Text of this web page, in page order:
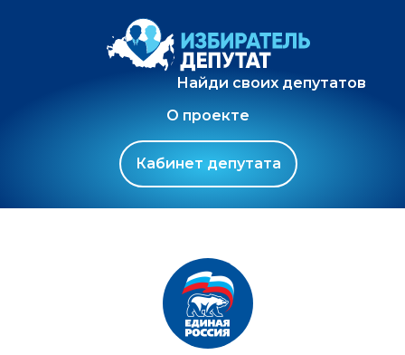
Найди своих депутатов
О проекте
Кабинет депутата